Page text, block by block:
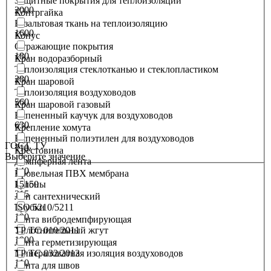
Базальтовая ткань на теплоизоляцию
Отражающие покрытия
Теплоизоляция стеклотканью и стеклопластиком
Теплоизоляция воздуховодов
Вспененный каучук для воздуховодов
Вспененный полиэтилен для воздуховодов
Демпферная лента
Рулоны
Трубки
Уплотнительный жгут
Минераловатная изоляция воздуховодов
Контргайка
Конус
Кран водоразборный
Кран шаровой
Кран шаровой газовый
Крепление хомута
Крестовина
Кровельная ПВХ мембрана
Лен сантехнический
Лента вибродемпфирующая
Лента герметизирующая
Лента для швов
2000
1600
180
280
560
630
710
140
315
100
1000
110
ГОСТ, ТУ
Выберите значение
15150
ISO 5210/5211
ТР ТС 010/2011
ТР ТС 032/2013